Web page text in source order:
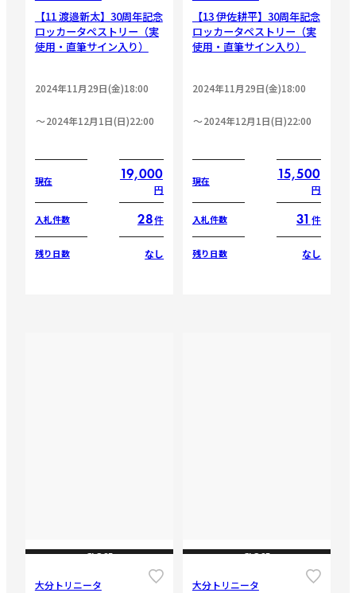
【11 渡邉新太】30周年記念
ロッカータペストリー（実
使用・直筆サイン入り）
2024年11月29日(金)18:00
2024年12月1日(日)22:00
現在 19,000
円
入札件数 28件
残り日数 なし
【13 伊佐耕平】30周年記念
ロッカータペストリー（実
使用・直筆サイン入り）
2024年11月29日(金)18:00
2024年12月1日(日)22:00
現在 15,500
円
入札件数 31 件
残り日数 なし
CLOSE
大分トリニータ
CLOSE
大分トリニータ